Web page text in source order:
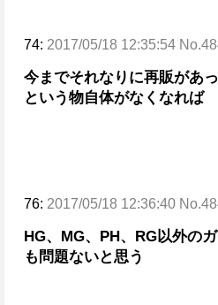
74: 2017/05/18 12:35:54
今までそれなりに再販があ
という物自体がなくなれば
76: 2017/05/18 12:36:40
HG、MG、PH、RG以外の
も問題ないと思う